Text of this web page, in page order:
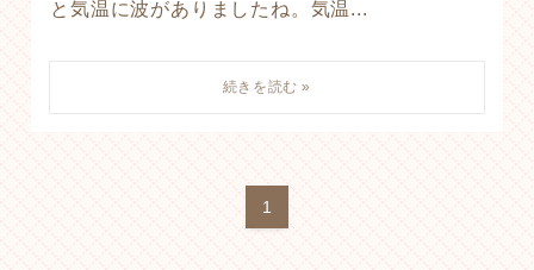
と気温に波がありましたね。気温...
1